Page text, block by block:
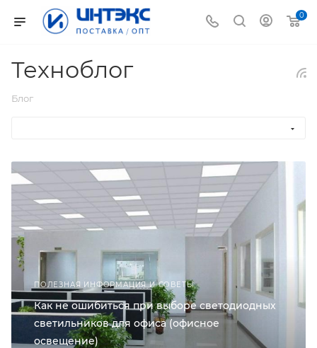
0
Техноблог
Блог
ПОЛЕЗНАЯ ИНФОРМАЦИЯ И СОВЕТЫ
Как не ошибиться при выборе светодиодных
светильников для офиса (офисное
освещение)